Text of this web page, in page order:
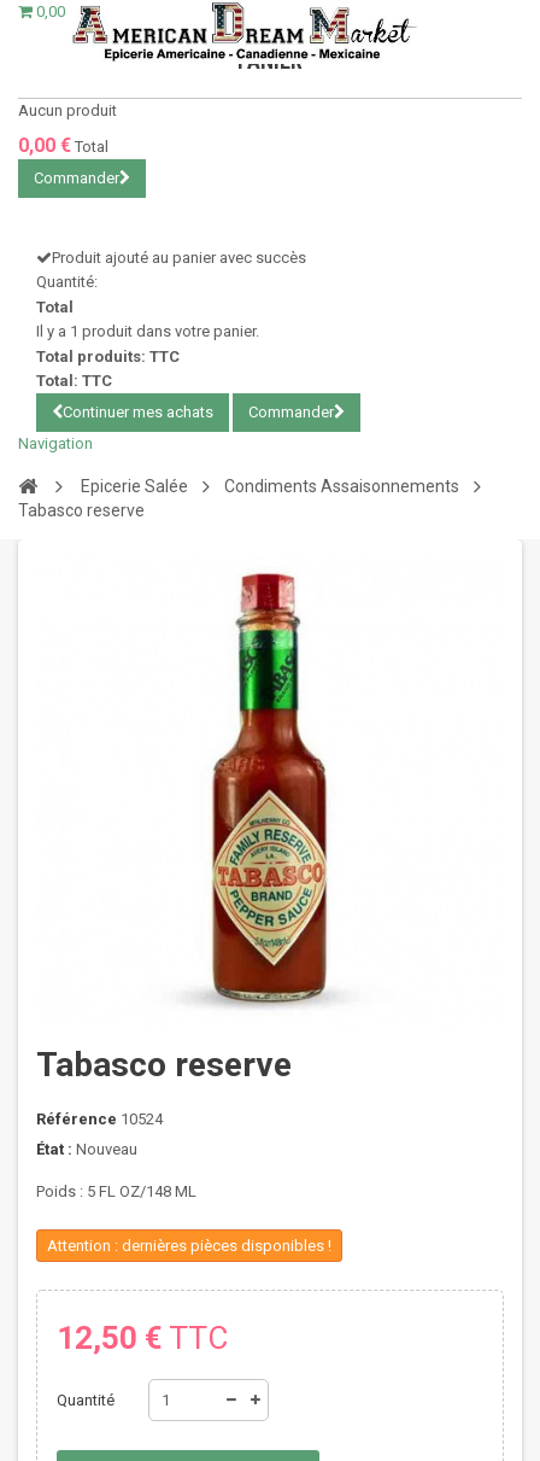
0,00 €
PANIER
Aucun produit
0,00 € Total
Commander
Produit ajouté au panier avec succès
Quantité:
Total
Il y a 1 produit dans votre panier.
Total produits: TTC
Total: TTC
Continuer mes achats
Commander
Navigation
Epicerie Salée
Condiments Assaisonnements
Tabasco reserve
Tabasco reserve
Référence 10524
État : Nouveau
Poids : 5 FL OZ/148 ML
Attention : dernières pièces disponibles !
12,50 € TTC
Quantité